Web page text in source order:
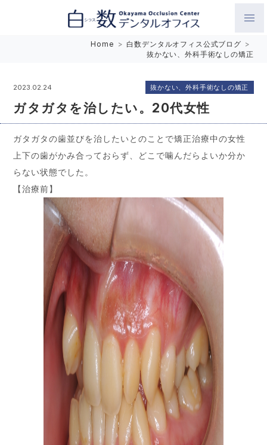
み合わせを考えたインプラントと矯正歯科
Home > 白数デンタルオフィス公式ブログ >
抜かない、外科手術なしの矯正
2023.02.24
ガタガタを治したい。20代女性
抜かない、外科手術なしの矯正
ガタガタの歯並びを治したいとのことで矯正治療中の女性
上下の歯がかみ合っておらず、どこで噛んだらよいか分か
らない状態でした。
【治療前】